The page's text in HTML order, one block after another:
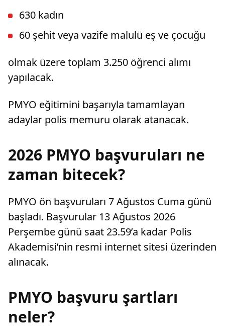
630 kadın
60 şehit veya vazife malulü eş ve çocuğu
olmak üzere toplam 3.250 öğrenci alımı
yapılacak.
PMYO eğitimini başarıyla tamamlayan
adaylar polis memuru olarak atanacak.
2026 PMYO başvuruları ne
zaman bitecek?
PMYO ön başvuruları 7 Ağustos Cuma günü
başladı. Başvurular 13 Ağustos 2026
Perşembe günü saat 23.59’a kadar Polis
Akademisi’nin resmi internet sitesi üzerinden
alınacak.
PMYO başvuru şartları
neler?